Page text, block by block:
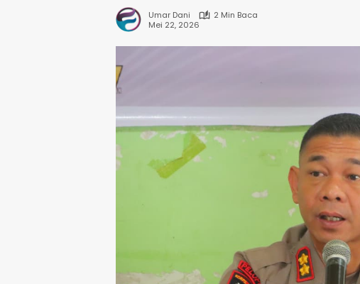
Umar Dani
2 Min Baca
Mei 22, 2026